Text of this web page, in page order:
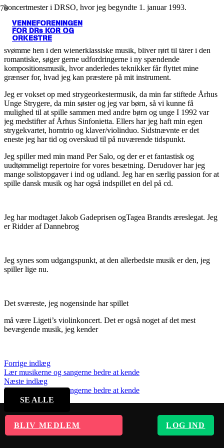
VENNEFORENINGEN
FOR DRs KOR OG
ORKESTRE
BLIV MEDLEM LOG IND
koncertmester i DRSO, hvor jeg begyndte 1. januar 1993.
Jeg har altid spillet al slags musik. Elsker barokmusik. Nyder at
svømme hen i den wienerklassiske musik, bliver rørt til tårer i den
romantiske, søger gerne udfordringerne i ny spændende
kompositionsmusik, hvor anderledes teknikker får flyttet mine
grænser for, hvad jeg kan præstere på mit instrument.
Jeg er vokset op med strygeorkestermusik, da min far stiftede Århus
Unge Strygere, da min søster og jeg var børn, så vi kunne få
mulighed til at spille sammen med andre børn og unge I 1992 var
jeg medstifter af Århus Sinfonietta. Ellers har jeg haft min egen
strygekvartet, horntrio og klaver/violinduo. Sidstnævnte er det
eneste jeg har tid og overskud til på nuværende tidspunkt.
Jeg spiller med min mand Per Salo, og der er et fantastisk og
uudtømmeligt repertoire for vores besætning. Derudover har jeg
mange solistopgaver i ind og udland. Jeg har en særlig passion for at
spille dansk musik og har også indspillet en del på cd.
Jeg har modtaget Jakob Gadeprisen ogTagea Brandts æreslegat. Jeg
er Ridder af Dannebrog
Jeg synes som udgangspunkt, at den allerbedste musik er den, jeg
spiller lige nu.
Det sværeste, jeg nogensinde har spillet
må være Ligeti’s violinkoncert. Det er også noget af det mest
bevægende musik, jeg kender
Forrige indlæg
Lær musikerne og sangerne bedre at kende
Næste indlæg
Lær musikerne og sangerne bedre at kende
SE ALLE